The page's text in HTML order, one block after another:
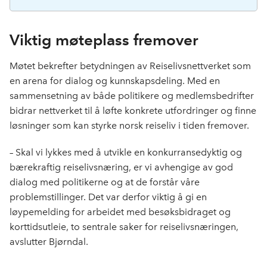
Viktig møteplass fremover
Møtet bekrefter betydningen av Reiselivsnettverket som
en arena for dialog og kunnskapsdeling. Med en
sammensetning av både politikere og medlemsbedrifter
bidrar nettverket til å løfte konkrete utfordringer og finne
løsninger som kan styrke norsk reiseliv i tiden fremover.
– Skal vi lykkes med å utvikle en konkurransedyktig og
bærekraftig reiselivsnæring, er vi avhengige av god
dialog med politikerne og at de forstår våre
problemstillinger. Det var derfor viktig å gi en
løypemelding for arbeidet med besøksbidraget og
korttidsutleie, to sentrale saker for reiselivsnæringen,
avslutter Bjørndal.